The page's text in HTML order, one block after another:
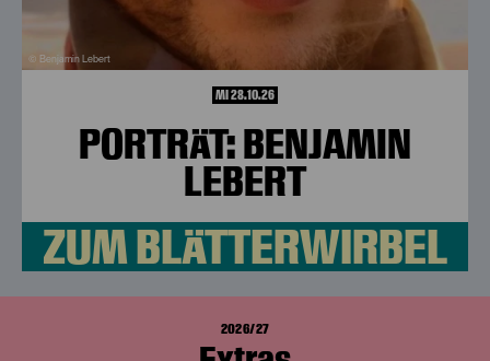
© Benjamin Lebert
MI 28.10.26
PORTRÄT: BENJAMIN
LEBERT
ZUM BLÄTTERWIRBEL
2026/27